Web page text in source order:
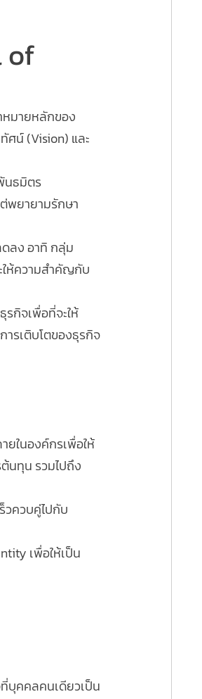
of
หมายหลักของ
ศน์ (Vision) และ
นธมิตร
พยายามรักษา
ลง อาทิ กลุ่ม
ให้ความสำคัญกับ
กิจเพื่อที่จะให้
ารเติบโตของธุรกิจ
ในองค์กรเพื่อให้
ต้นทุน รวมไปถึง
ควบคู่ไปกับ
เพื่อให้เป็น
บุคคลคนเดียวเป็น